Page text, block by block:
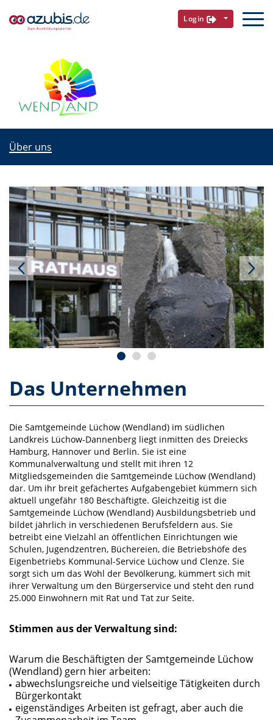
Login
Über uns
Das Unternehmen
Die Samtgemeinde Lüchow (Wendland) im südlichen
Landkreis Lüchow-Dannenberg liegt inmitten des Dreiecks
Hamburg, Hannover und Berlin. Sie ist eine
Kommunalverwaltung und stellt mit ihren 12
Mitgliedsgemeinden die Samtgemeinde Lüchow (Wendland)
dar. Um ihr breit gefächertes Aufgabengebiet kümmern sich
aktuell ungefähr 180 Beschäftigte. Gleichzeitig ist die
Samtgemeinde Lüchow (Wendland) Ausbildungsbetrieb und
bildet jährlich in verschiedenen Berufsfeldern aus. Sie
betreibt eine Vielzahl an öffentlichen Einrichtungen wie
Schulen, Jugendzentren, Büchereien, die Betriebshöfe des
Eigenbetriebs Kommunal-Service Lüchow und Clenze. Sie
sorgt sich um das Wohl der Bevölkerung, kümmert sich mit
ihrer Verwaltung um den Bürgerservice und steht den rund
25.000 Einwohnern mit Rat und Tat zur Seite.
Stimmen aus der Verwaltung sind:
Warum die Beschäftigten der Samtgemeinde Lüchow
(Wendland) gern hier arbeiten:
abwechslungsreiche und vielseitige Tätigkeiten durch
Bürgerkontakt
eigenständiges Arbeiten ist gefragt, aber auch die